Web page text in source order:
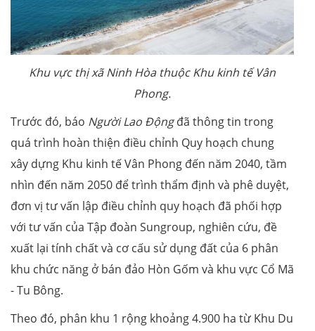
Khu vực thị xã Ninh Hòa thuộc Khu kinh tế Vân
Phong.
Trước đó, báo Người Lao Độngđã thông tin trong
quá trình hoàn thiện điều chỉnh Quy hoạch chung
xây dựng Khu kinh tế Vân Phong đến năm 2040, tầm
nhìn đến năm 2050 để trình thẩm định và phê duyệt,
đơn vị tư vấn lập điều chỉnh quy hoạch đã phối hợp
với tư vấn của Tập đoàn Sungroup, nghiên cứu, đề
xuất lại tính chất và cơ cấu sử dụng đất của 6 phân
khu chức năng ở bán đảo Hòn Gốm và khu vực Cổ Mã
- Tu Bông.
Theo đó, phân khu 1 rộng khoảng 4.900 ha từ Khu Du